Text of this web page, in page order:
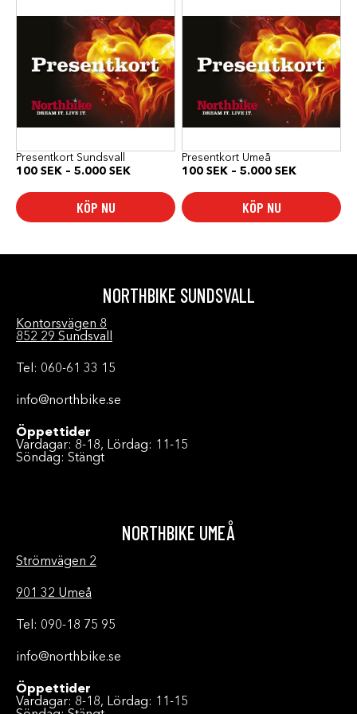
Presentkort Sundsvall
100 SEK – 5.000 SEKPrisintervall:
5.000 SEK
KÖP NU
produkten
varianter.
De
alternativen
kan
väljas
produktsidan
Presentkort Umeå
100 SEK – 5.000 SEK
5.000 SEK
KÖP NU
produkten
varianter.
De
alternativen
kan
väljas
produktsidan
NORTHBIKE SUNDSVALL
Kontorsvägen 8
852 29 Sundsvall
Tel: 060-61 33 15
info@northbike.se
Öppettider
Vardagar: 8-18, Lördag: 11-15
Söndag: Stängt
NORTHBIKE UMEÅ
Strömvägen 2
901 32 Umeå
Tel: 090-18 75 95
info@northbike.se
Öppettider
Vardagar: 8-18, Lördag: 11-15